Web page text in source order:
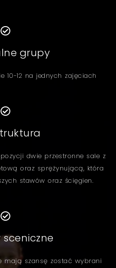
grupy
10-12 na jednych zajęciach
dwie przestronne sale z
oraz sprężynującą, która
stawów oraz ścięgien.
mają szansę zostać wybrani